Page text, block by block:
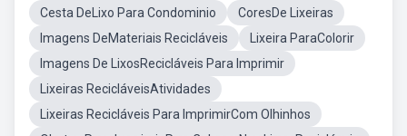
Cesta DeLixo Para Condominio
CoresDe Lixeiras
Imagens DeMateriais Recicláveis
Lixeira ParaColorir
Imagens De LixosRecicláveis Para Imprimir
Lixeiras RecicláveisAtividades
Lixeiras Recicláveis Para ImprimirCom Olhinhos